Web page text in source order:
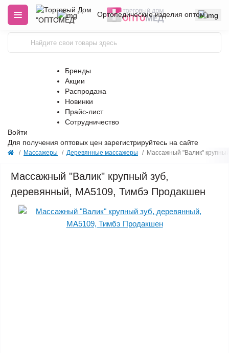
Ортопедические изделия оптом
Бренды
Акции
Распродажа
Новинки
Прайс-лист
Сотрудничество
Войти
Для получения оптовых цен зарегистрируйтесь на сайте
Массажеры Деревянные массажеры Массажный "Валик"
Массажный "Валик" крупный зуб,
деревянный, МА5109, Тимбэ Продакшен